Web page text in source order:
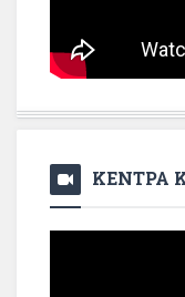
ΚΕΝΤΡΑ